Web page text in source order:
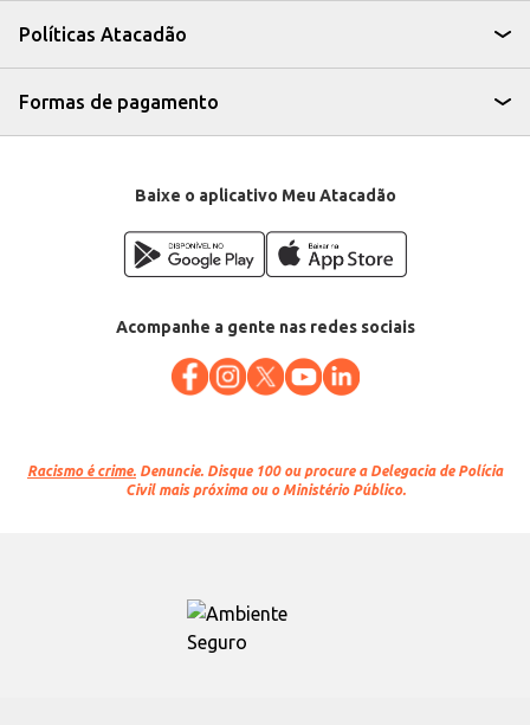
Políticas Atacadão
Formas de pagamento
Baixe o aplicativo Meu Atacadão
Acompanhe a gente nas redes sociais
Racismo é crime. Denuncie. Disque 100 ou procure a Delegacia de Polícia
Civil mais próxima ou o Ministério Público.